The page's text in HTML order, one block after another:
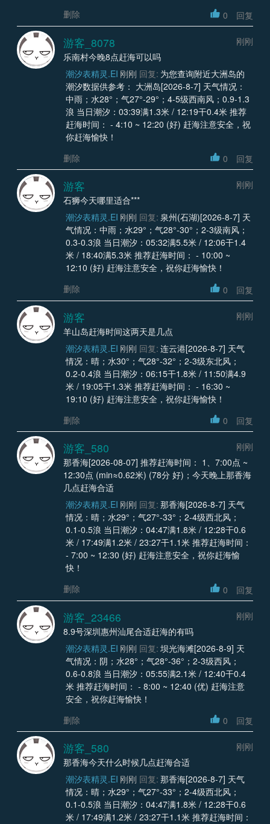
删除
0 回复
游客_8078
刚刚
乐南村今晚8点赶海可以吗
潮汐表精灵.EI 刚刚 回复: 为您查询附近大洲岛的
潮汐数据供参考： 大洲岛[2026-8-7] 天气情况：
中雨；水28°；气27°-29°；4-5级西南风；0.9-1.3
浪 当日潮汐：03:39满1.3米 / 12:19干0.4米 推荐
赶海时间： - 4:10 ~ 12:20 (好) 赶海注意安全，祝
你赶海愉快！
删除
0 回复
游客
刚刚
石狮今天哪里适合***
潮汐表精灵.EI 刚刚 回复: 泉州(石湖)[2026-8-7] 天
气情况：中雨；水29°；气28°-30°；2-3级南风；
0.3-0.3浪 当日潮汐：05:32满5.5米 / 12:06干1.4
米 / 18:40满5.3米 推荐赶海时间： - 10:00 ~
12:10 (好) 赶海注意安全，祝你赶海愉快！
删除
0 回复
游客
刚刚
羊山岛赶海时间这两天是几点
潮汐表精灵.EI 刚刚 回复: 连云港[2026-8-7] 天气
情况：晴；水30°；气28°-32°；2-3级东北风；
0.2-0.4浪 当日潮汐：06:15干1.8米 / 11:50满4.9
米 / 19:05干1.3米 推荐赶海时间： - 16:30 ~
19:10 (好) 赶海注意安全，祝你赶海愉快！
删除
0 回复
游客_580
刚刚
那香海[2026-08-07] 推荐赶海时间： 1、7:00点 ~
12:30点 (min≈0.62米) (78分 好)；今天晚上那香海
几点赶海合适
潮汐表精灵.EI 刚刚 回复: 那香海[2026-8-7] 天气
情况：晴；水29°；气27°-33°；2-4级西北风；
0.1-0.5浪 当日潮汐：04:47满1.8米 / 12:28干0.6
米 / 17:49满1.2米 / 23:27干1.1米 推荐赶海时间：
- 7:00 ~ 12:30 (好) 赶海注意安全，祝你赶海愉
快！
删除
0 回复
游客_23466
刚刚
8.9号深圳惠州汕尾合适赶海的有吗
潮汐表精灵.EI 刚刚 回复: 坝光海滩[2026-8-9] 天
气情况：阴；水28°；气28°-36°；2-3级西风；
0.6-0.8浪 当日潮汐：05:55满2.1米 / 12:40干0.4
米 推荐赶海时间： - 8:00 ~ 12:40 (优) 赶海注意
安全，祝你赶海愉快！
删除
0 回复
游客_580
刚刚
那香海今天什么时候几点赶海合适
潮汐表精灵.EI 刚刚 回复: 那香海[2026-8-7] 天气
情况：晴；水29°；气27°-33°；2-4级西北风；
0.1-0.5浪 当日潮汐：04:47满1.8米 / 12:28干0.6
米 / 17:49满1.2米 / 23:27干1.1米 推荐赶海时间：